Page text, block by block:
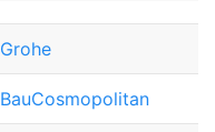
Grohe
BauCosmopolitan